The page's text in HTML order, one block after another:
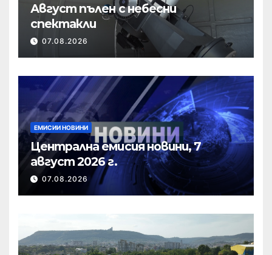
Август пълен с небесни
спектакли
07.08.2026
ЕМИСИИ НОВИНИ
Централна емисия новини, 7
август 2026 г.
07.08.2026